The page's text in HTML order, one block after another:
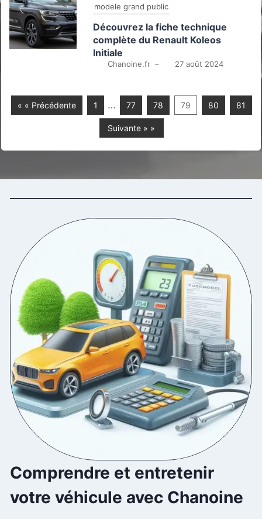
modele grand public
Découvrez la fiche technique
complète du Renault Koleos
Initiale
Chanoine.fr – 27 août 2024
« « Précédente 1 … 77 78 79 80 81
Suivante » »
Comprendre et entretenir
votre véhicule avec Chanoine